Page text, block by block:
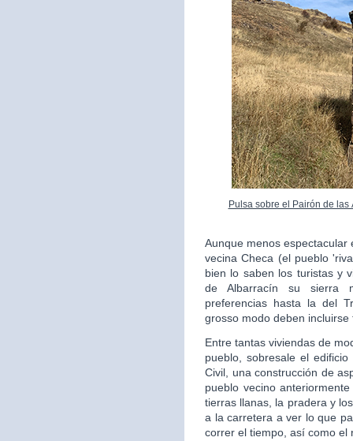
Pulsa sobre el Pairón de
Aunque menos espectacular
vecina Checa (el pueblo
bien lo saben los turistas y
de Albarracín su sierra
preferencias hasta la del
grosso modo deben
Entre tantas viviendas de
pueblo, sobresale el
Civil, una construcción de
pueblo vecino
tierras llanas, la pradera y
a la carretera a ver lo que
correr el tiempo, así como el